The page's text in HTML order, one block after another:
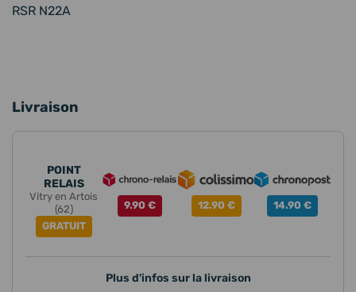
RSR N22A
Livraison
POINT
RELAIS
Vitry en Artois
(62)
GRATUIT
9.90 € 12.90 € 14.90 €
Plus d'infos sur la livraison